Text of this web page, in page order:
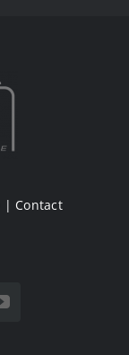
| Contact